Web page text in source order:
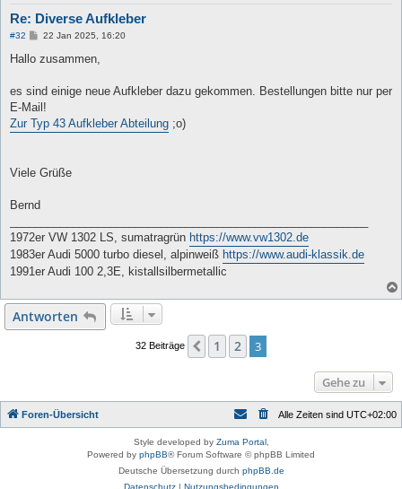
Re: Diverse Aufkleber
#32
B
i
a
22 Jan 2025, 16:20
Hallo zusammen,
es sind einige neue Aufkleber dazu gekommen. Bestellungen bitte nur per
E-Mail!
Zur Typ 43 Aufkleber Abteilung ;o)
Viele Grüße
Bernd
1972er VW 1302 LS, sumatragrün https://www.vw1302.de
1983er Audi 5000 turbo diesel, alpinweiß https://www.audi-klassik.de
1991er Audi 100 2,3E, kistallsilbermetallic
Antworten
32 Beiträge Vorherige
1 2 3
Gehe zu
Foren-Übersicht Alle Zeiten sind UTC+02:00
Style developed by Zuma Portal,
Powered by phpBB® Forum Software © phpBB Limited
Deutsche Übersetzung durch phpBB.de
Datenschutz| Nutzungsbedingungen